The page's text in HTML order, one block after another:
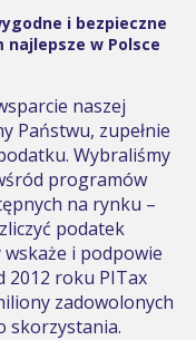
i bezpieczne
najlepsze w Polsce
naszej
Państwu, zupełnie
Wybraliśmy
programów
na rynku –
podatek
i podpowie
2012 roku PITax
zadowolonych
skorzystania.